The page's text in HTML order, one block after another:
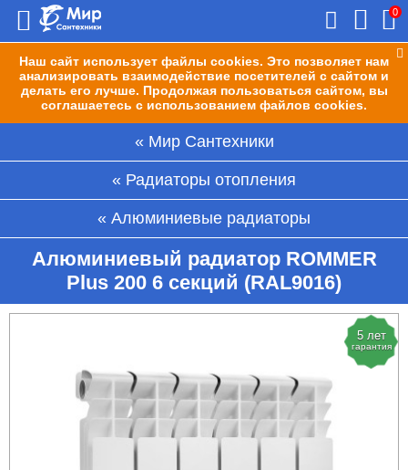
Наш сайт использует файлы cookies. Это позволяет нам
анализировать взаимодействие посетителей с сайтом и
делать его лучше. Продолжая пользоваться сайтом, вы
соглашаетесь с использованием файлов cookies.
0
Мир Сантехники
Радиаторы отопления
Алюминиевые радиаторы
Алюминиевый радиатор ROMMER
Plus 200 6 секций (RAL9016)
5 лет
гарантия